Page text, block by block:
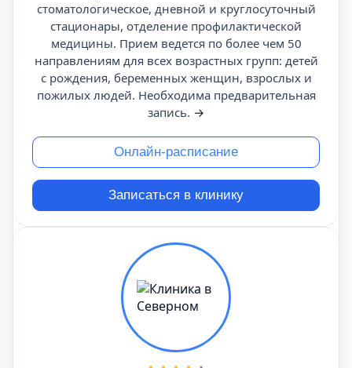
стоматологическое, дневной и круглосуточный
стационары, отделение профилактической
медицины. Прием ведется по более чем 50
направлениям для всех возрастных групп: детей
с рождения, беременных женщин, взрослых и
пожилых людей. Необходима предварительная
запись. →
Онлайн-расписание
Записаться в клинику